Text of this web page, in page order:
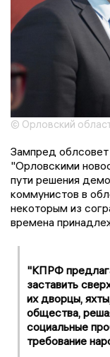
© Орловский
Зампред
"Орловскими
пути решения
коммунистов в
некоторым из
времена
"КПРФ
заставить
их дворцы,
общества,
социальные
требование